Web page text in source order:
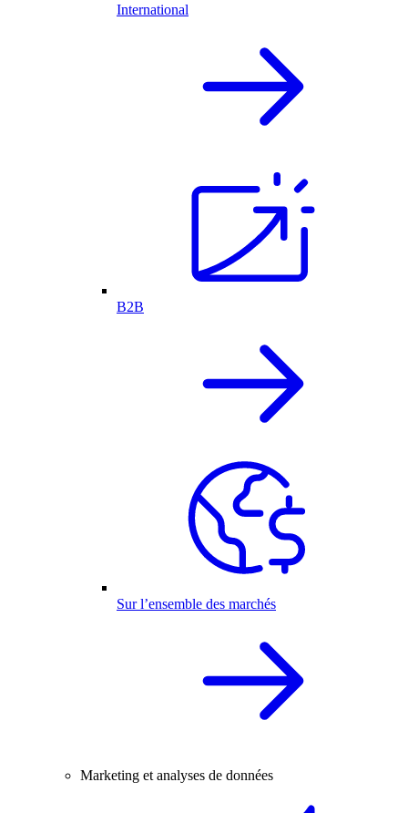
International
B2B
Sur l’ensemble des marchés
Marketing et analyses de données